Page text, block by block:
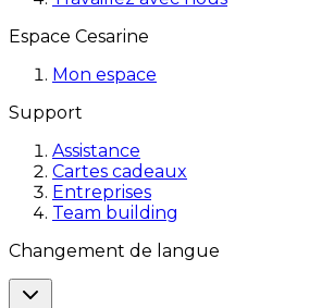
Espace Cesarine
Mon espace
Support
Assistance
Cartes cadeaux
Entreprises
Team building
Changement de langue